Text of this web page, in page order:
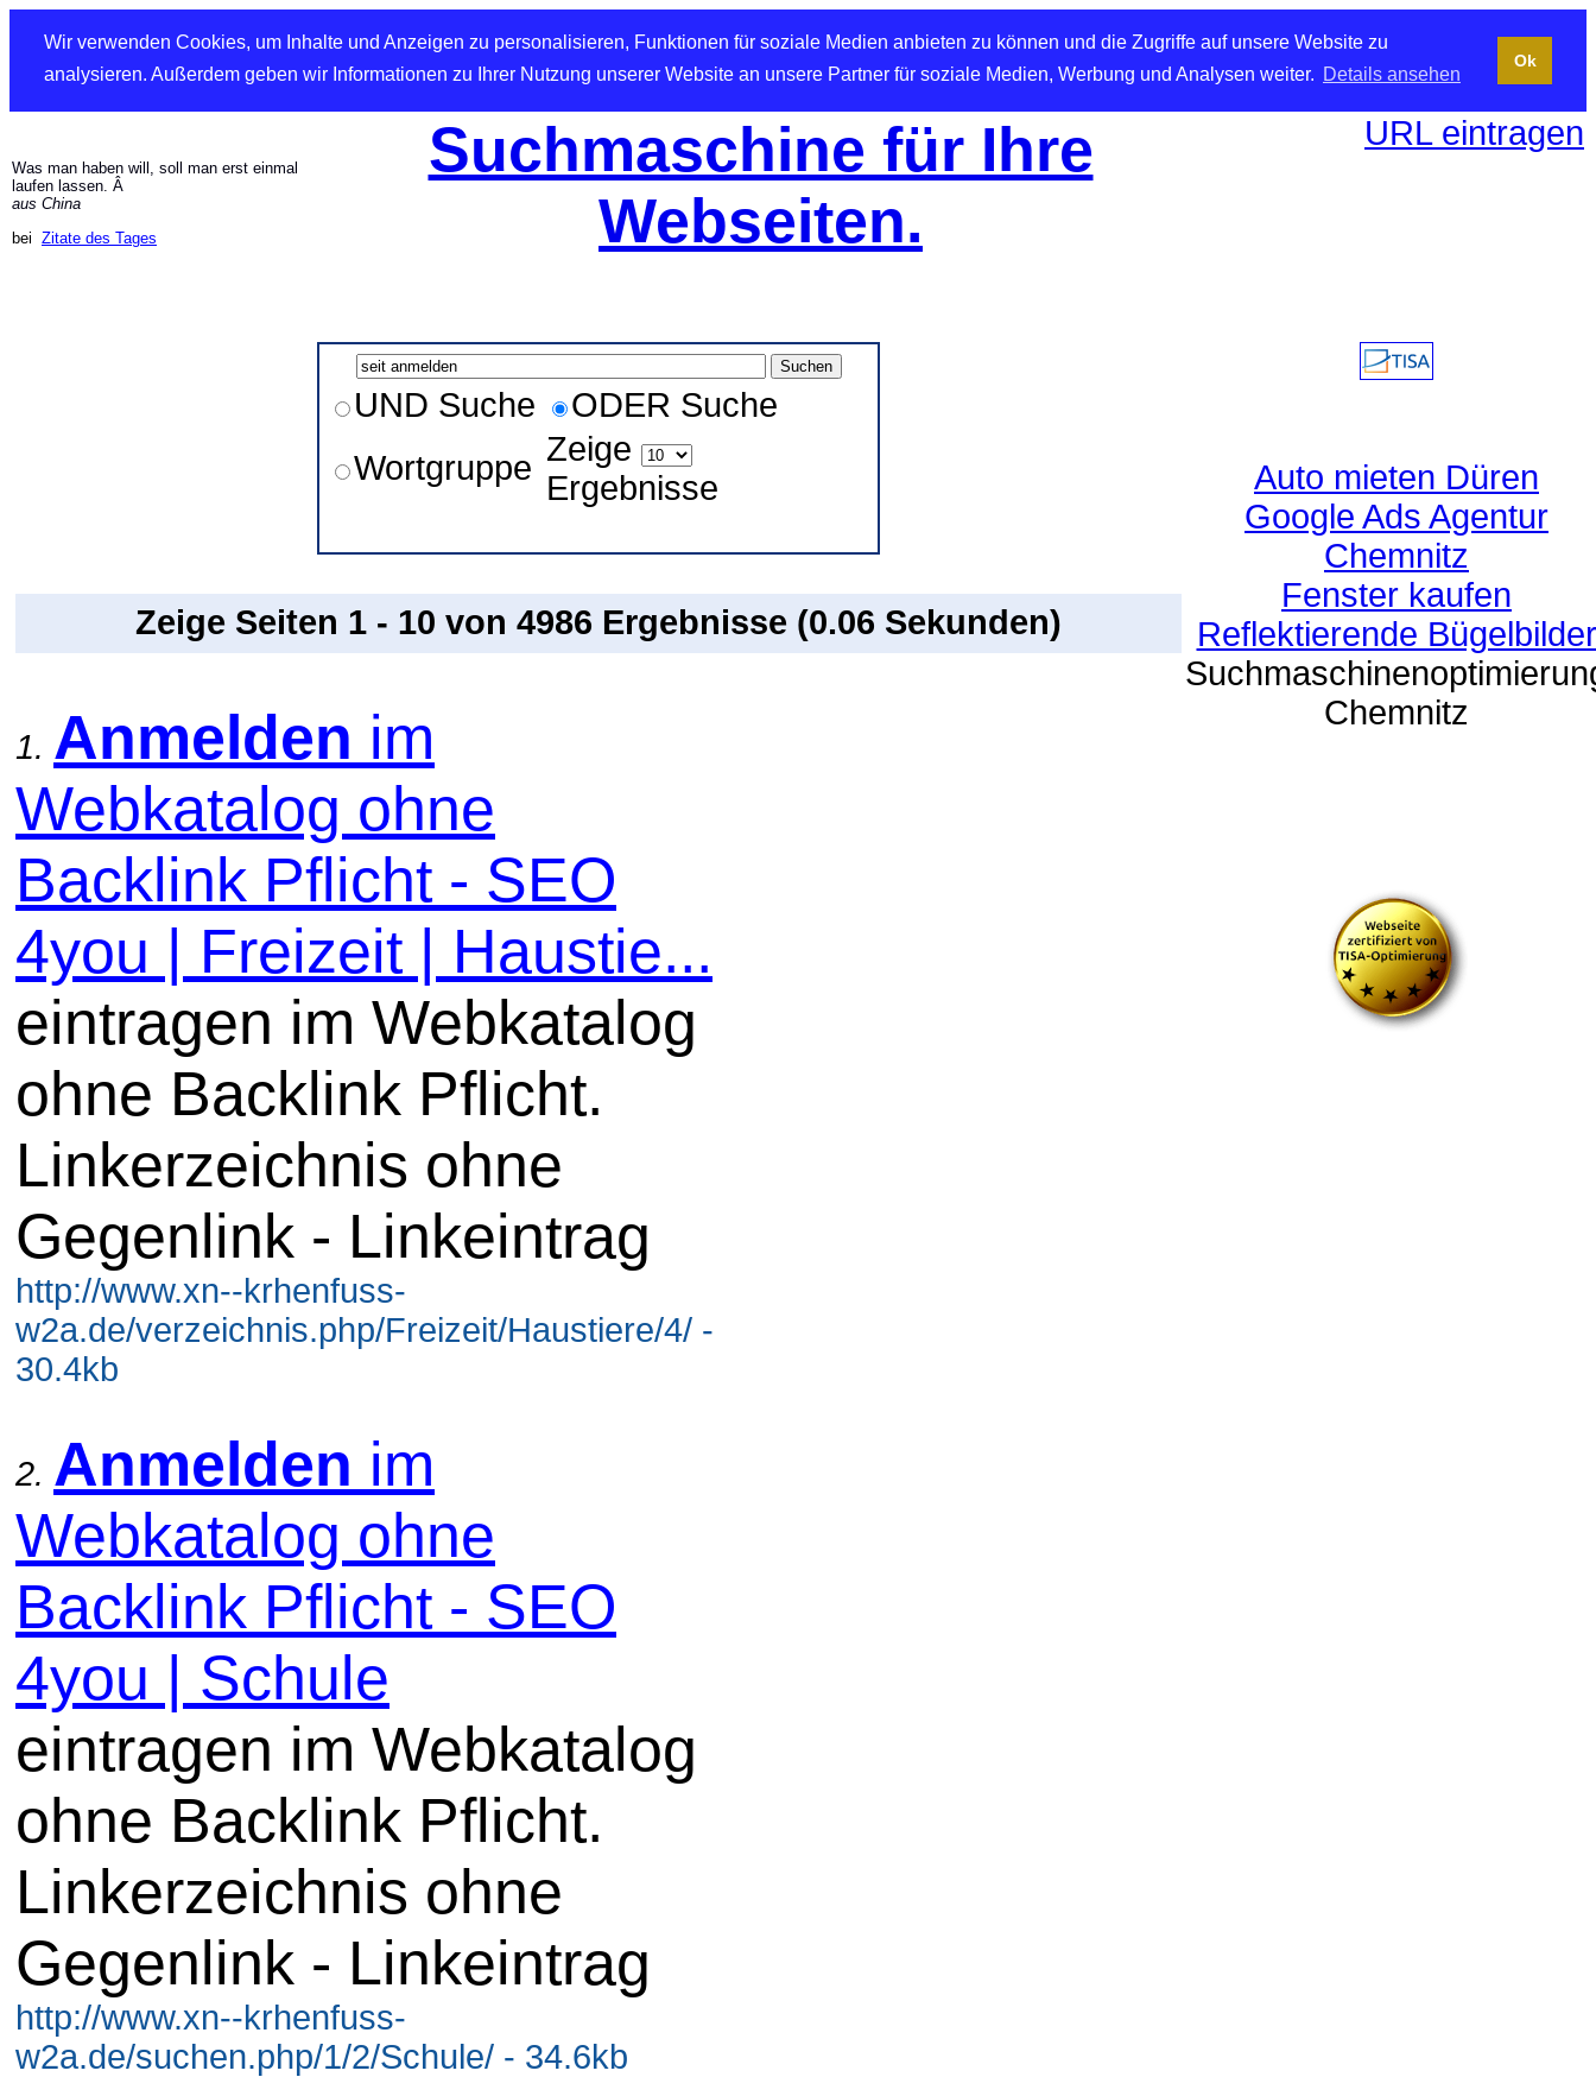
Wir verwenden Cookies, um Inhalte und Anzeigen zu personalisieren, Funktionen für soziale Medien anbieten zu können und die Zugriffe auf unsere Website zu
analysieren. Außerdem geben wir Informationen zu Ihrer Nutzung unserer Website an unsere Partner für soziale Medien, Werbung und Analysen weiter. Details ansehen
Ok
Was man haben will, soll man erst einmal
laufen lassen. Â
aus China
bei Zitate des Tages
Suchmaschine für Ihre
Webseiten.
URL eintragen
UND Suche
ODER Suche
Wortgruppe Zeige
Ergebnisse
Zeige Seiten 1 - 10 von 4986 Ergebnisse (0.06 Sekunden)
1. Anmelden im
Webkatalog ohne
Backlink Pflicht - SEO
4you | Freizeit | Haustie...
eintragen im Webkatalog
ohne Backlink Pflicht.
Linkerzeichnis ohne
Gegenlink - Linkeintrag
http://www.xn--krhenfuss-
w2a.de/verzeichnis.php/Freizeit/Haustiere/4/ -
30.4kb
2. Anmelden im
Webkatalog ohne
Backlink Pflicht - SEO
4you | Schule
eintragen im Webkatalog
ohne Backlink Pflicht.
Linkerzeichnis ohne
Gegenlink - Linkeintrag
http://www.xn--krhenfuss-
w2a.de/suchen.php/1/2/Schule/ - 34.6kb
Auto mieten Düren
Google Ads Agentur
Chemnitz
Fenster kaufen
Reflektierende Bügelbilder
Chemnitz